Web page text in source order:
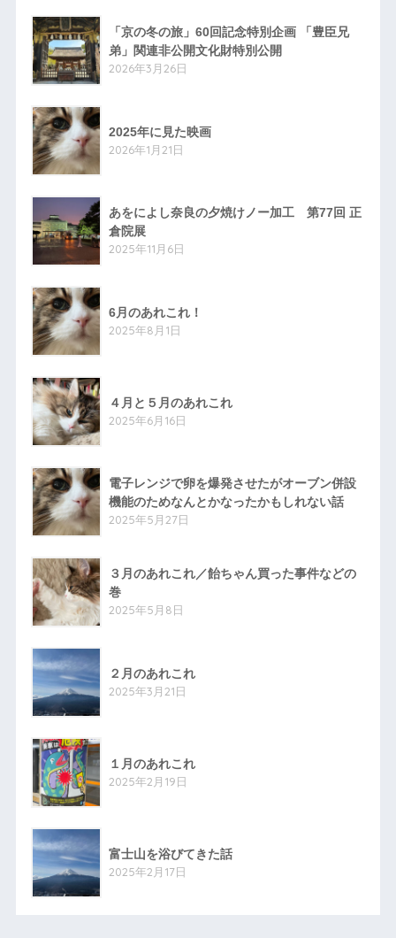
「京の冬の旅」60回記念特別企画 「豊臣兄
弟」関連非公開文化財特別公開
2026年3月26日
2025年に見た映画
2026年1月21日
あをによし奈良の夕焼けノー加工 第77回 正
倉院展
2025年11月6日
6月のあれこれ！
2025年8月1日
４月と５月のあれこれ
2025年6月16日
電子レンジで卵を爆発させたがオーブン併設
機能のためなんとかなったかもしれない話
2025年5月27日
３月のあれこれ／飴ちゃん買った事件などの
巻
2025年5月8日
２月のあれこれ
2025年3月21日
１月のあれこれ
2025年2月19日
富士山を浴びてきた話
2025年2月17日